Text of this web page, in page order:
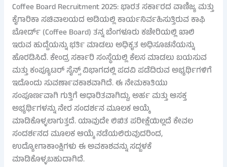
Coffee Board Recruitment 2025: ಭಾರತ ಸರ್ಕಾರದ ವಾಣಿಜ್ಯ ಮತ್ತು
ಕೈಗಾರಿಕಾ ಸಚಿವಾಲಯದ ಅಡಿಯಲ್ಲಿ ಕಾರ್ಯನಿರ್ವಹಿಸುತ್ತಿರುವ ಕಾಫಿ
ಬೋರ್ಡ್ (Coffee Board) ತನ್ನ ಬೆಂಗಳೂರು ಕಚೇರಿಯಲ್ಲಿ ಖಾಲಿ
ಇರುವ ಹುದ್ದೆಯನ್ನು ಭರ್ತಿ ಮಾಡಲು ಅಧಿಕೃತ ಅಧಿಸೂಚನೆಯನ್ನು
ಹೊರಡಿಸಿದೆ. ಕೇಂದ್ರ ಸರ್ಕಾರಿ ಸಂಸ್ಥೆಯಲ್ಲಿ ಕೆಲಸ ಮಾಡಲು ಬಯಸುವ
ಮತ್ತು ಕಂಪ್ಯೂಟರ್ ಸೈನ್ಸ್ ವಿಭಾಗದಲ್ಲಿ ಪದವಿ ಪಡೆದಿರುವ ಅಭ್ಯರ್ಥಿಗಳಿಗೆ
ಇದೊಂದು ಸುವರ್ಣಾವಕಾಶವಾಗಿದೆ. ಈ ನೇಮಕಾತಿಯು
ಸಂಪೂರ್ಣವಾಗಿ ಗುತ್ತಿಗೆ ಆಧಾರಿತವಾಗಿದ್ದು, ಅರ್ಹ ಮತ್ತು ಆಸಕ್ತ
ಅಭ್ಯರ್ಥಿಗಳನ್ನು ನೇರ ಸಂದರ್ಶನ ಮೂಲಕ ಆಯ್ಕೆ
ಮಾಡಿಕೊಳ್ಳಲಾಗುತ್ತದೆ. ಯಾವುದೇ ಲಿಖಿತ ಪರೀಕ್ಷೆಯಿಲ್ಲದೆ ಕೇವಲ
ಸಂದರ್ಶನದ ಮೂಲಕ ಆಯ್ಕೆ ನಡೆಯಲಿರುವುದರಿಂದ,
ಉದ್ಯೋಗಾಕಾಂಕ್ಷಿಗಳು ಈ ಅವಕಾಶವನ್ನು ಸದ್ಬಳಕೆ
ಮಾಡಿಕೊಳ್ಳಬಹುದಾಗಿದೆ.